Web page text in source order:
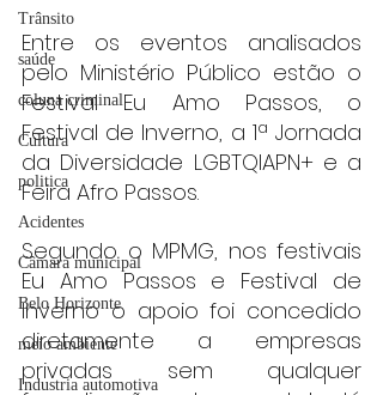
Trânsito
saúde
coluna criminal
Cultura
politica
Acidentes
Câmara municipal
Belo Horizonte
meio ambiente
Industria automotiva
Entre os eventos analisados
pelo Ministério Público estão o
Festival Eu Amo Passos, o
Festival de Inverno, a 1ª Jornada
da Diversidade LGBTQIAPN+ e a
Feira Afro Passos.
Segundo o MPMG, nos festivais
Eu Amo Passos e Festival de
Inverno o apoio foi concedido
diretamente a empresas
privadas sem qualquer